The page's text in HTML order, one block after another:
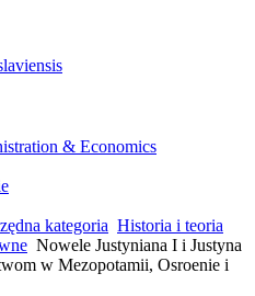
& Economics
kategoria Historia i teoria
Nowele Justyniana I i Justyna
w Mezopotamii, Osroenie i